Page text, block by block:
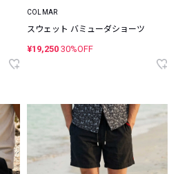
COLMAR
スウェット バミューダショーツ
¥19,250 30%OFF